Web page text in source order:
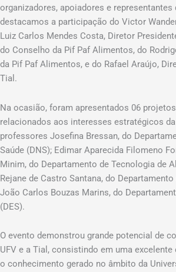
organizadores, apoiadores e representantes
destacamos a participação do Victor
Luiz Carlos Mendes Costa, Diretor
do Conselho da Pif Paf Alimentos, do
da Pif Paf Alimentos, e do Rafael Araújo,
Tial.
Na ocasião, foram apresentados 06
relacionados aos interesses estratégicos
professores Josefina Bressan, do
Saúde (DNS); Edimar Aparecida Filomeno
Minim, do Departamento de Tecnologia de
Rejane de Castro Santana, do
João Carlos Bouzas Marins, do
(DES).
O evento demonstrou grande potencial de
UFV e a Tial, consistindo em uma
o conhecimento gerado no âmbito da